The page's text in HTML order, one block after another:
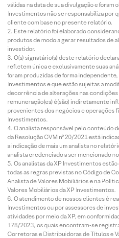
válidas na data de sua divulgação e foram
Investimentos não se responsabiliza por
cliente com base no presente relatório.
Este relatório foi elaborado
produtos de modo a gerar resultados de
investidor.
O(s) signatário(s) deste relatório
refletem única e exclusivamente suas
foram produzidas de forma
Investimentos e que estão sujeitas a
decorrência de alterações nas condições
remuneração(es) é(são) indiretamente
provenientes dos negócios e operações
Investimentos.
O analista responsável pelo conteúdo
da Resolução CVM nº 20/2021 está
a indicação de mais um analista no
analista credenciado a ser mencionado
Os analistas da XP Investimentos
todas as regras previstas no Código de
Analista de Valores Mobiliários e na
Valores Mobiliários da XP Investimentos.
O atendimento de nossos clientes é
Investimentos ou por assessores de
atividades por meio da XP, em
178/2023, os quais encontram-se
Corretoras e Distribuidoras de Títulos e